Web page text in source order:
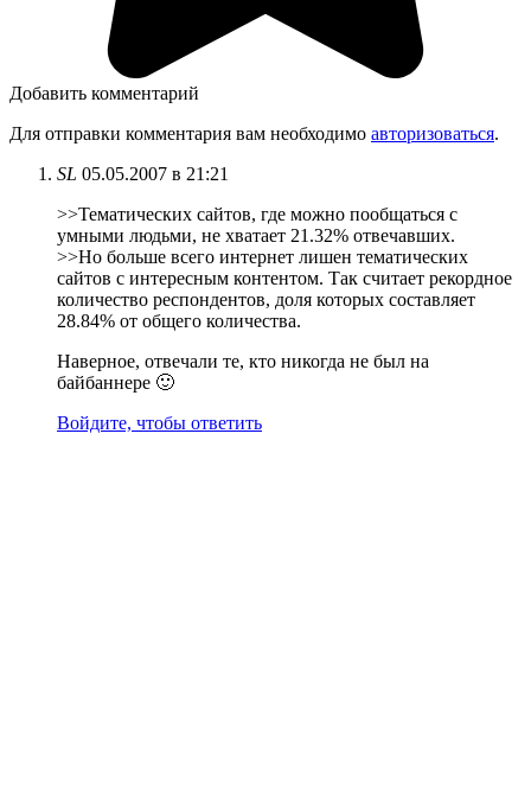
Добавить комментарий
Для отправки комментария вам необходимо авторизоваться.
SL 05.05.2007 в 21:21
>>Тематических сайтов, где можно пообщаться с
умными людьми, не хватает 21.32% отвечавших.
>>Но больше всего интернет лишен тематических
сайтов с интересным контентом. Так считает рекордное
количество респондентов, доля которых составляет
28.84% от общего количества.
Наверное, отвечали те, кто никогда не был на
байбаннере 🙂
Войдите, чтобы ответить